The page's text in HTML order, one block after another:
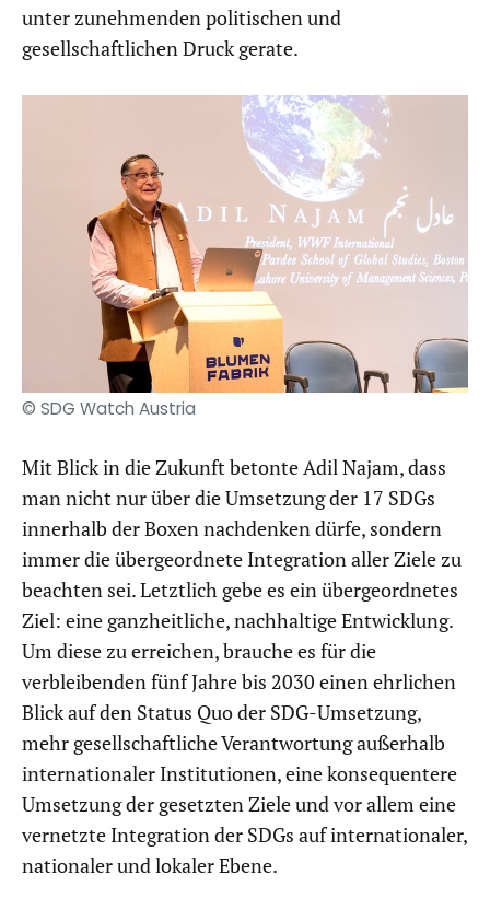
unter zunehmenden politischen und
gesellschaftlichen Druck gerate.
© SDG Watch Austria
Mit Blick in die Zukunft betonte Adil Najam, dass
man nicht nur über die Umsetzung der 17 SDGs
innerhalb der Boxen nachdenken dürfe, sondern
immer die übergeordnete Integration aller Ziele zu
beachten sei. Letztlich gebe es ein übergeordnetes
Ziel: eine ganzheitliche, nachhaltige Entwicklung.
Um diese zu erreichen, brauche es für die
verbleibenden fünf Jahre bis 2030 einen ehrlichen
Blick auf den Status Quo der SDG-Umsetzung,
mehr gesellschaftliche Verantwortung außerhalb
internationaler Institutionen, eine konsequentere
Umsetzung der gesetzten Ziele und vor allem eine
vernetzte Integration der SDGs auf internationaler,
nationaler und lokaler Ebene.